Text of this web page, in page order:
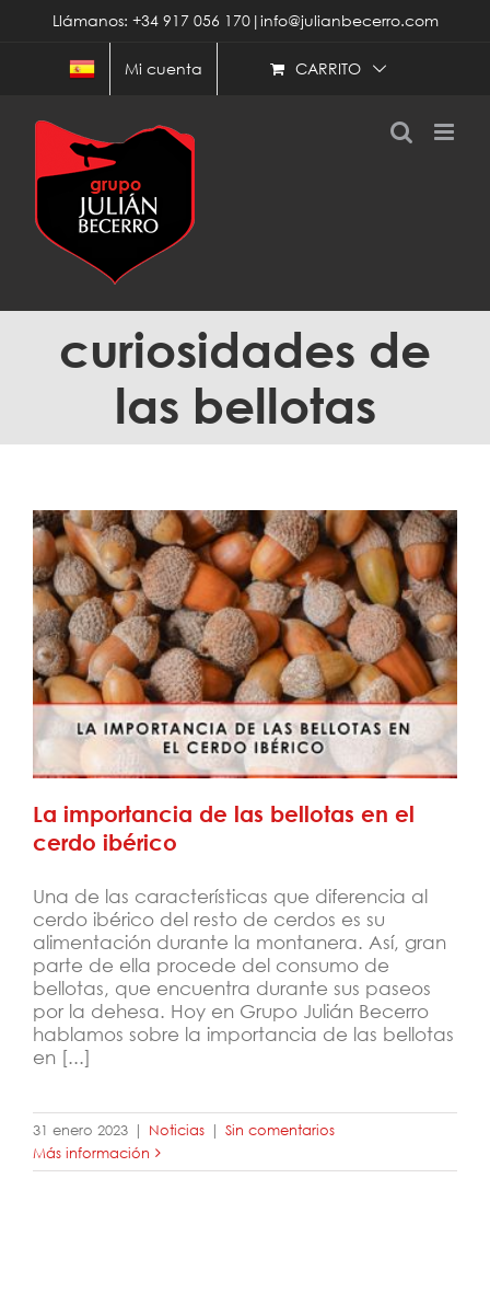
contenido
Llámanos: +34 917 056 170|info@julianbecerro.com
Mi cuenta CARRITO
curiosidades de
las bellotas
La importancia de las bellotas en el cerdo
ibérico
La importancia de las bellotas en el
cerdo ibérico
Una de las características que diferencia al
cerdo ibérico del resto de cerdos es su
alimentación durante la montanera. Así, gran
parte de ella procede del consumo de
bellotas, que encuentra durante sus paseos
por la dehesa. Hoy en Grupo Julián Becerro
hablamos sobre la importancia de las bellotas
en [...]
31 enero 2023 | Noticias | Sin comentarios
Más información